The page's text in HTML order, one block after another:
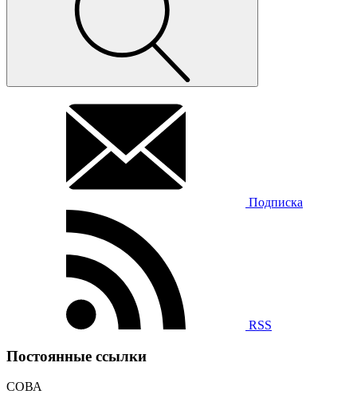
Подписка
RSS
Постоянные ссылки
СОВА